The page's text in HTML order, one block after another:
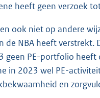
heeft geen verzoek
niet op andere
NBA heeft verstrekt.
PE-portfolio heeft
in 2023 wel PE-
en